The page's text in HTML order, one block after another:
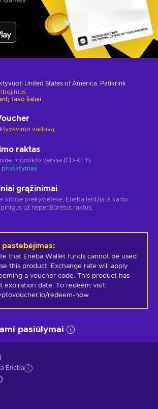
United States of America. Patikrink
tavo šaliai
vadovą
raktas
produkto versija (CD-KEY)
pristatymas
grąžinimai
kitose prekyvietėse, Eneba leidžia iš karto
už neperžiūrėtus raktus.
pastebėjimas:
that Eneba Wallet funds cannot be used
this product. Exchange rate will apply
a voucher code. This product has
expiration date. To redeem visit:
redeem-now
pasiūlymai
Eneba